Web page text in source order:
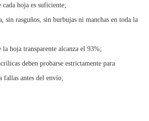
hoja es suficiente;
sin rasguños, sin burbujas ni manchas en toda la
hoja transparente alcanza el 93%;
deben probarse estrictamente para
fallas antes del envío;